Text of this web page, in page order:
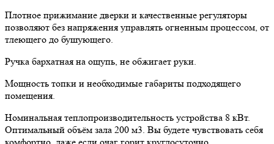
Плотное прижимание дверки и качественные регуляторы
позволяют без напряжения управлять огненным процессом, от
тлеющего до бушующего.
Ручка бархатная на ощупь, не обжигает руки.
Мощность топки и необходимые габариты подходящего
помещения.
Номинальная теплопроизводительность устройства 8 кВт.
Оптимальный объём зала 200 м3. Вы будете чувствовать себя